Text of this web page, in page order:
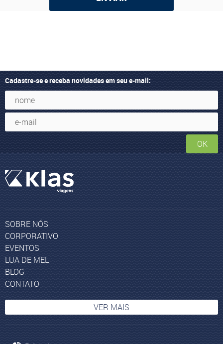
Cadastre-se e receba novidades em seu e-mail:
OK
SOBRE NÓS
CORPORATIVO
EVENTOS
LUA DE MEL
BLOG
CONTATO
VER MAIS